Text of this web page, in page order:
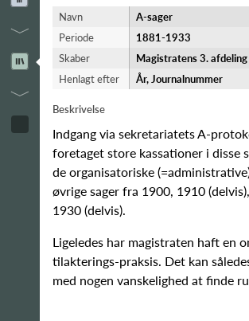
Navn
A-sager
Periode
1881-​1933
Skaber
Magistratens 3. afdeling
Henlagt efter
År, Journalnummer
Beskrivelse
Indgang via sekretariatets A-
foretaget store kassationer i disse
de organisatoriske
øvrige sager fra 1900, 1910
1930 (delvis).
Ligeledes har magistraten haft en
tilakterings-praksis. Det kan
med nogen vanskelighed at finde